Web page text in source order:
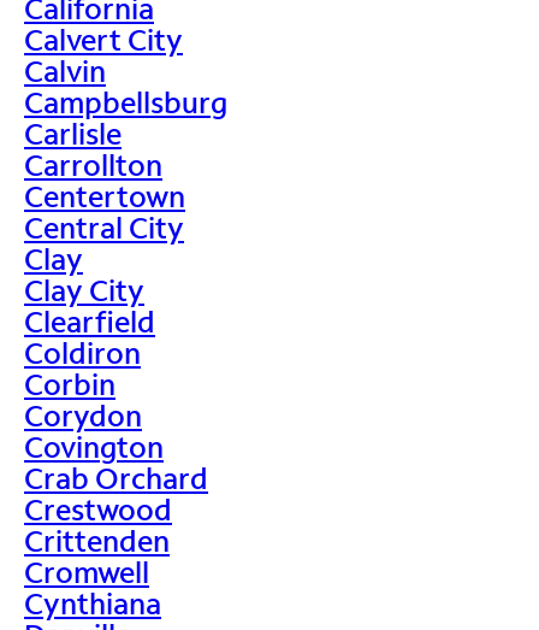
California
Calvert City
Calvin
Campbellsburg
Carlisle
Carrollton
Centertown
Central City
Clay
Clay City
Clearfield
Coldiron
Corbin
Corydon
Covington
Crab Orchard
Crestwood
Crittenden
Cromwell
Cynthiana